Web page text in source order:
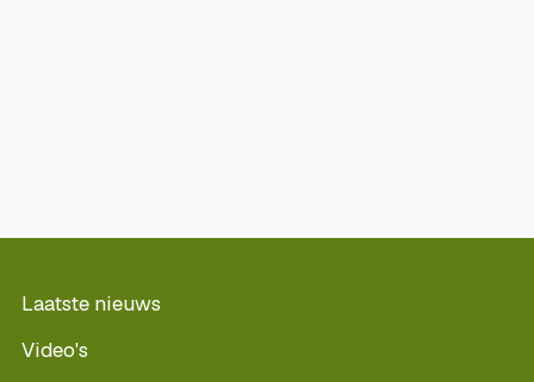
Laatste nieuws
Video's